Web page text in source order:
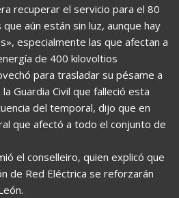
recuperar el servicio para el 80
aún están sin luz, aunque hay
especialmente las que afectan a
de 400 kilovoltios
para trasladar su pésame a
Guardia Civil que falleció esta
del temporal, dijo que en
que afectó a todo el conjunto de
el conselleiro, quien explicó que
de Red Eléctrica se reforzarán